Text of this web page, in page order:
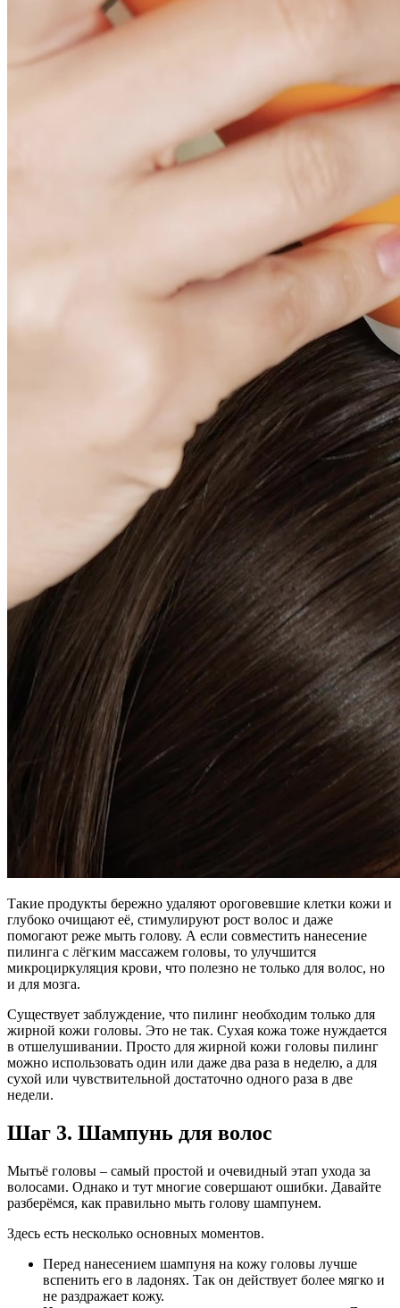
Такие продукты бережно удаляют ороговевшие клетки кожи и
глубоко очищают её, стимулируют рост волос и даже
помогают реже мыть голову. А если совместить нанесение
пилинга с лёгким массажем головы, то улучшится
микроциркуляция крови, что полезно не только для волос, но
и для мозга.
Существует заблуждение, что пилинг необходим только для
жирной кожи головы. Это не так. Сухая кожа тоже нуждается
в отшелушивании. Просто для жирной кожи головы пилинг
можно использовать один или даже два раза в неделю, а для
сухой или чувствительной достаточно одного раза в две
недели.
Шаг 3. Шампунь для волос
Мытьё головы – самый простой и очевидный этап ухода за
волосами. Однако и тут многие совершают ошибки. Давайте
разберёмся, как правильно мыть голову шампунем.
Здесь есть несколько основных моментов.
Перед нанесением шампуня на кожу головы лучше
вспенить его в ладонях. Так он действует более мягко и
не раздражает кожу.